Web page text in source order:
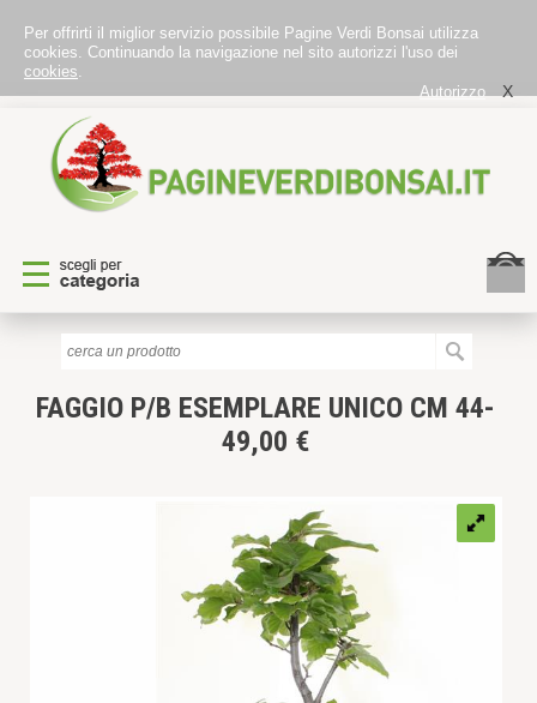
Per offrirti il miglior servizio possibile Pagine Verdi Bonsai utilizza
cookies. Continuando la navigazione nel sito autorizzi l'uso dei
cookies.
Autorizzo
X
FAGGIO P/B ESEMPLARE UNICO CM 44-
49,00 €